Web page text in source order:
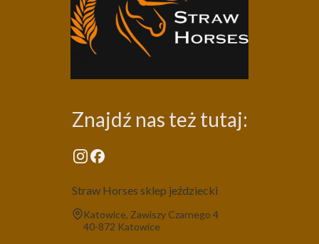
Znajdź nas też tutaj:
Straw Horses sklep jeździecki
Adres:
Katowice, Zawiszy Czarnego 4
40-872 Katowice